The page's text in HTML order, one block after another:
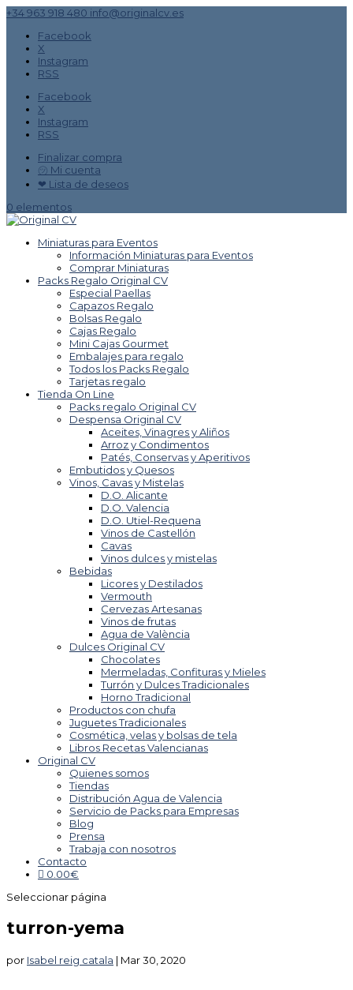
+34 963 918 480 info@originalcv.es
Facebook
X
Instagram
RSS
Facebook
X
Instagram
RSS
Finalizar compra
㋡ Mi cuenta
❤ Lista de deseos
0 elementos
Miniaturas para Eventos
Información Miniaturas para Eventos
Comprar Miniaturas
Packs Regalo Original CV
Especial Paellas
Capazos Regalo
Bolsas Regalo
Cajas Regalo
Mini Cajas Gourmet
Embalajes para regalo
Todos los Packs Regalo
Tarjetas regalo
Tienda On Line
Packs regalo Original CV
Despensa Original CV
Aceites, Vinagres y Aliños
Arroz y Condimentos
Patés, Conservas y Aperitivos
Embutidos y Quesos
Vinos, Cavas y Mistelas
D.O. Alicante
D.O. Valencia
D.O. Utiel-Requena
Vinos de Castellón
Cavas
Vinos dulces y mistelas
Bebidas
Licores y Destilados
Vermouth
Cervezas Artesanas
Vinos de frutas
Agua de València
Dulces Original CV
Chocolates
Mermeladas, Confituras y Mieles
Turrón y Dulces Tradicionales
Horno Tradicional
Productos con chufa
Juguetes Tradicionales
Cosmética, velas y bolsas de tela
Libros Recetas Valencianas
Original CV
Quienes somos
Tiendas
Distribución Agua de Valencia
Servicio de Packs para Empresas
Blog
Prensa
Trabaja con nosotros
Contacto
0.00€
Seleccionar página
turron-yema
por Isabel reig catala | Mar 30, 2020